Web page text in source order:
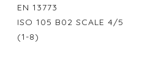
EN 13773
ISO 105 B02 SCALE 4/5
(1-8)